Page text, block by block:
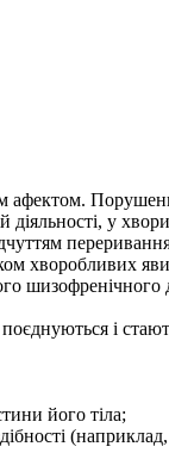
афектом.
діяльності, у
хворобливих
шизофренічного
і
його тіла;